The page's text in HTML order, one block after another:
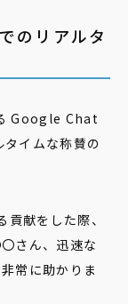
のリアルタ
Google Chat
イムな称賛の
貢献をした際、
さん、迅速な
常に助かりま